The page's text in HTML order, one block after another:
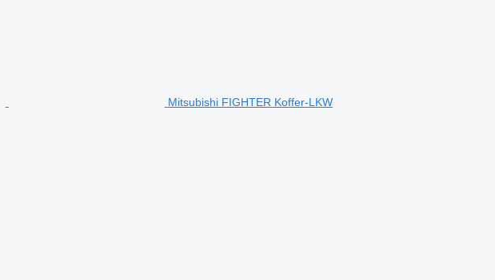
Mitsubishi FIGHTER Koffer-LKW